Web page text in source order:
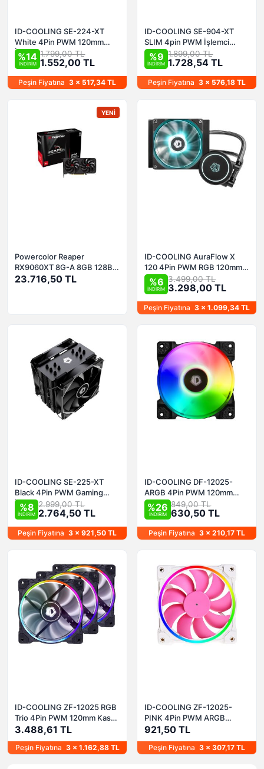
ID-COOLING SE-224-XT
White 4Pin PWM 120mm
İşlemci Soğutucu
%14
İNDİRİM
1.799,00 TL
1.552,00 TL
Peşin Fiyatına 3 x 517,34 TL
ID-COOLING SE-904-XT
SLIM 4pin PWM İşlemci
Soğutucu
%9
İNDİRİM
1.899,00 TL
1.728,54 TL
Peşin Fiyatına 3 x 576,18 TL
YENI
Powercolor Reaper
RX9060XT 8G-A 8GB 128Bit
GDDR6 Ekran Kartı
23.716,50 TL
ID-COOLING AuraFlow X
120 4Pin PWM RGB 120mm
Sıvı Soğutucu
%6
İNDİRİM
3.499,00 TL
3.298,00 TL
Peşin Fiyatına 3 x 1.099,34 TL
ID-COOLING SE-225-XT
Black 4Pin PWM Gaming
İşlemci Soğutucu
%8
İNDİRİM
2.999,00 TL
2.764,50 TL
Peşin Fiyatına 3 x 921,50 TL
ID-COOLING DF-12025-
ARGB 4Pin PWM 120mm
Kasa Fanı
%26
İNDİRİM
849,00 TL
630,50 TL
Peşin Fiyatına 3 x 210,17 TL
ID-COOLING ZF-12025 RGB
Trio 4Pin PWM 120mm Kasa
Fanı
3.488,61 TL
Peşin Fiyatına 3 x 1.162,88 TL
ID-COOLING ZF-12025-
PINK 4Pin PWM ARGB
120mm Pink Kasa Fanı
921,50 TL
Peşin Fiyatına 3 x 307,17 TL